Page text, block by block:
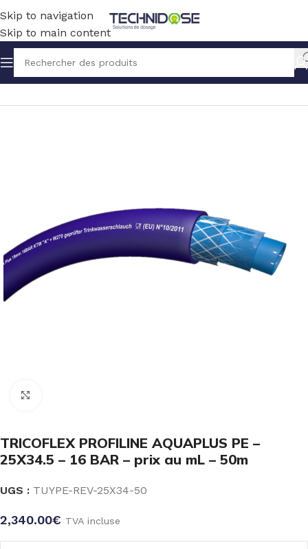
Skip to navigation
Skip to main content
Accueil TUYAUX ET RACCORDS TUYAUX PE REVETU
TRICOFLEX PROFILINE AQUAPLUS PE –
25X34.5 – 16 BAR – prix au mL – 50m
UGS : TUYPE-REV-25X34-50
2,340.00€ TVA incluse